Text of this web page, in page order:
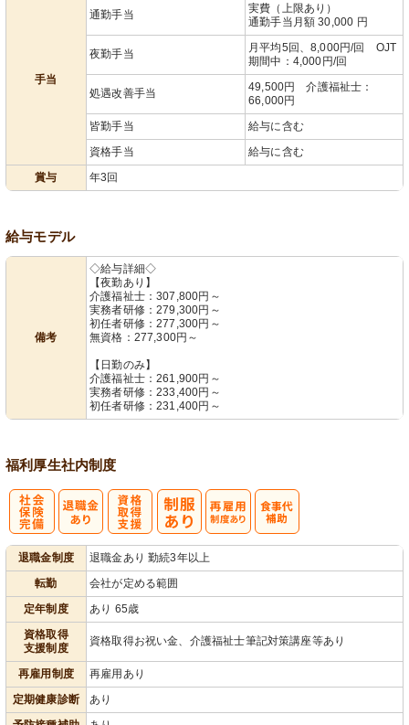
手当
通勤手当
実費（上限あり）
通勤手当月額 30,000 円
夜勤手当
月平均5回、8,000円/回 OJT
期間中：4,000円/回
処遇改善手当
49,500円 介護福祉士：
66,000円
皆勤手当
給与に含む
資格手当
給与に含む
賞与
年3回
給与モデル
備考
◇給与詳細◇
【夜勤あり】
介護福祉士：307,800円～
実務者研修：279,300円～
初任者研修：277,300円～
無資格：277,300円～
【日勤のみ】
介護福祉士：261,900円～
実務者研修：233,400円～
初任者研修：231,400円～
福利厚生社内制度
退職金制度
退職金あり 勤続3年以上
転勤
会社が定める範囲
定年制度
あり 65歳
資格取得
支援制度
資格取得お祝い金、介護福祉士筆記対策講座等あり
再雇用制度
再雇用あり
定期健康診断
あり